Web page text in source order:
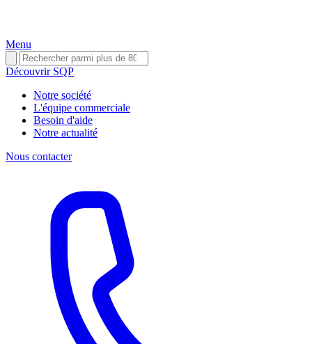
Menu
Découvrir SQP
Notre société
L'équipe commerciale
Besoin d'aide
Notre actualité
Nous contacter